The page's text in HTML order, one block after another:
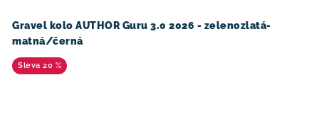
Gravel kolo AUTHOR Guru 3.0 2026 - zelenozlatá-
matná/černá
20 %